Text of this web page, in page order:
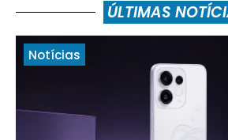
ÚLTIMAS
Notícias